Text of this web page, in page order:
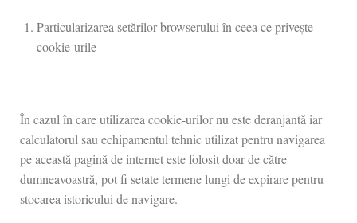
Particularizarea setărilor browserului în ceea ce privește
cookie-urile
În cazul în care utilizarea cookie-urilor nu este deranjantă iar
calculatorul sau echipamentul tehnic utilizat pentru navigarea
pe această pagină de internet este folosit doar de către
dumneavoastră, pot fi setate termene lungi de expirare pentru
stocarea istoricului de navigare.